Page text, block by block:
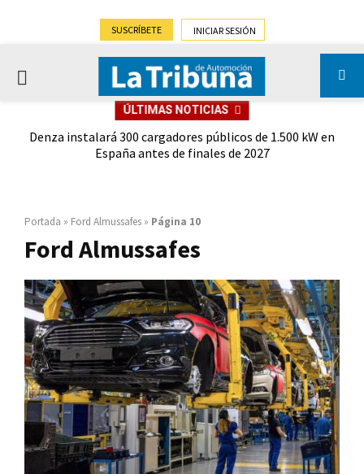
SUSCRÍBETE INICIAR SESIÓN
PRIMARY
ÚLTIMAS NOTICIAS
Denza instalará 300 cargadores públicos de 1.500 kW en
España antes de finales de 2027
Portada » Ford Almussafes » Página 10
Ford Almussafes